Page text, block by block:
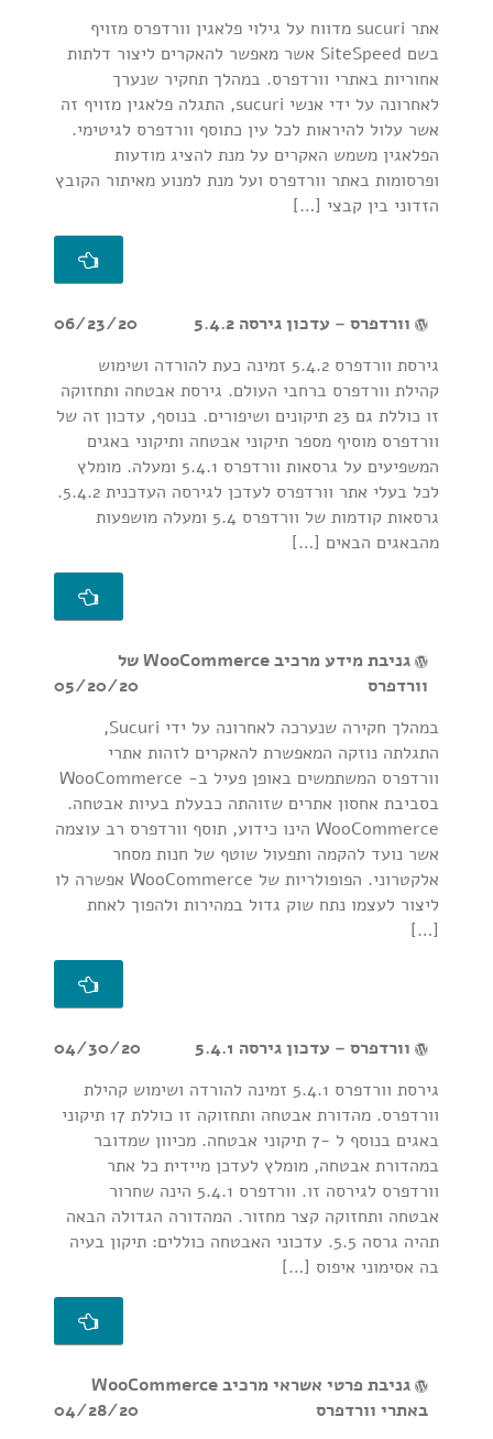
אתר sucuri מדווח על גילוי פלאגין וורדפרס מזויף
בשם SiteSpeed אשר מאפשר להאקרים ליצור דלתות
אחוריות באתרי וורדפרס. במהלך תחקיר שנערך
לאחרונה על ידי אנשי sucuri, התגלה פלאגין מזויף זה
אשר עלול להיראות לכל עין כתוסף וורדפרס לגיטימי.
הפלאגין משמש האקרים על מנת להציג מודעות
ופרסומות באתר וורדפרס ועל מנת למנוע מאיתור הקובץ
הזדוני בין קבצי […]
וורדפרס – עדכון גירסה 5.4.2
06/23/20
גירסת וורדפרס 5.4.2 זמינה כעת להורדה ושימוש
קהילת וורדפרס ברחבי העולם. גירסת אבטחה ותחזוקה
זו כוללת גם 23 תיקונים ושיפורים. בנוסף, עדכון זה של
וורדפרס מוסיף מספר תיקוני אבטחה ותיקוני באגים
המשפיעים על גרסאות וורדפרס 5.4.1 ומעלה. מומלץ
לכל בעלי אתר וורדפרס לעדכן לגירסה העדכנית 5.4.2.
גרסאות קודמות של וורדפרס 5.4 ומעלה מושפעות
מהבאגים הבאים […]
גניבת מידע מרכיב WooCommerce של
וורדפרס
05/20/20
במהלך חקירה שנערכה לאחרונה על ידי Sucuri,
התגלתה נוזקה המאפשרת להאקרים לזהות אתרי
וורדפרס המשתמשים באופן פעיל ב- WooCommerce
בסביבת אחסון אתרים שזוהתה כבעלת בעיות אבטחה.
WooCommerce הינו כידוע, תוסף וורדפרס רב עוצמה
אשר נועד להקמה ותפעול שוטף של חנות מסחר
אלקטרוני. הפופולריות של WooCommerce אפשרה לו
ליצור לעצמו נתח שוק גדול במהירות ולהפוך לאחת
[…]
וורדפרס – עדכון גירסה 5.4.1
04/30/20
גירסת וורדפרס 5.4.1 זמינה להורדה ושימוש קהילת
וורדפרס. מהדורת אבטחה ותחזוקה זו כוללת 17 תיקוני
באגים בנוסף ל -7 תיקוני אבטחה. מכיוון שמדובר
במהדורת אבטחה, מומלץ לעדכן מיידית כל אתר
וורדפרס לגירסה זו. וורדפרס 5.4.1 הינה שחרור
אבטחה ותחזוקה קצר מחזור. המהדורה הגדולה הבאה
תהיה גרסה 5.5. עדכוני האבטחה כוללים: תיקון בעיה
בה אסימוני איפוס […]
גניבת פרטי אשראי מרכיב WooCommerce
באתרי וורדפרס
04/28/20